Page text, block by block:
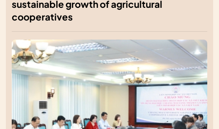
sustainable growth of agricultural
cooperatives